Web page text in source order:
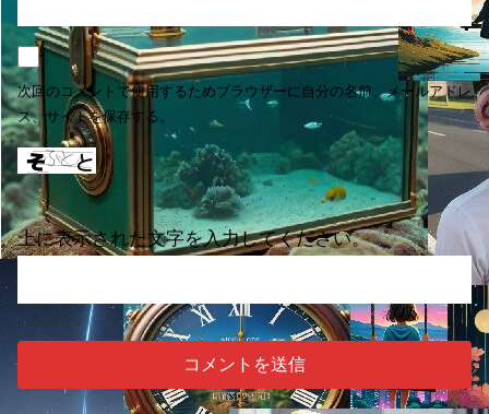
次回のコメントで使用するためブラウザーに自分の名前、メールアドレ
ス、サイトを保存する。
上に表示された文字を入力してください。